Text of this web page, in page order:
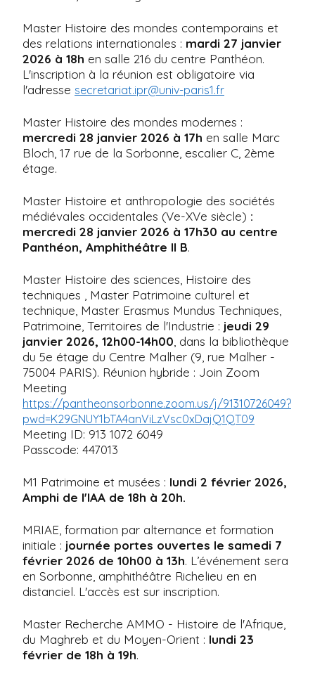
Master Histoire des mondes contemporains et
des relations internationales : mardi 27 janvier
2026 à 18h en salle 216 du centre Panthéon.
L'inscription à la réunion est obligatoire via
l'adresse secretariat.ipr@univ-paris1.fr
Master Histoire des mondes modernes :
mercredi 28 janvier 2026 à 17h en salle Marc
Bloch, 17 rue de la Sorbonne, escalier C, 2ème
étage.
Master Histoire et anthropologie des sociétés
médiévales occidentales (Ve-XVe siècle) :
mercredi 28 janvier 2026 à 17h30 au centre
Panthéon, Amphithéâtre II B.
Master Histoire des sciences, Histoire des
techniques , Master Patrimoine culturel et
technique, Master Erasmus Mundus Techniques,
Patrimoine, Territoires de l'Industrie : jeudi 29
janvier 2026, 12h00-14h00 , dans la bibliothèque
du 5e étage du Centre Malher (9, rue Malher -
75004 PARIS). Réunion hybride : Join Zoom
Meeting
https://pantheonsorbonne.zoom.us/j/91310726049?
pwd=K29GNUY1bTA4anViLzVsc0xDajQ1QT09
Meeting ID: 913 1072 6049
Passcode: 447013
M1 Patrimoine et musées : lundi 2 février 2026,
Amphi de l'IAA de 18h à 20h.
MRIAE, formation par alternance et formation
initiale : journée portes ouvertes le samedi 7
février 2026 de 10h00 à 13h. L’événement sera
en Sorbonne, amphithéâtre Richelieu en en
distanciel. L'accès est sur inscription.
Master Recherche AMMO - Histoire de l'Afrique,
du Maghreb et du Moyen-Orient : lundi 23
février de 18h à 19h.